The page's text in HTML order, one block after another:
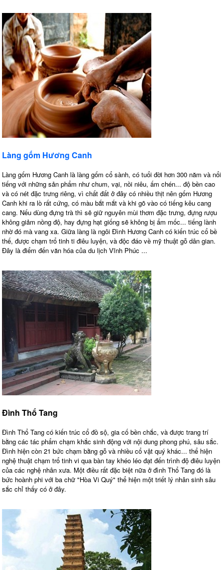
Làng gốm Hương Canh
Làng gốm Hương Canh là làng gốm cổ sành, có tuổi đời hơn 300 năm và nổi
tiếng với những sản phẩm như chum, vại, nồi niêu, ấm chén... độ bền cao
và có nét đặc trưng riêng, vì chất đất ở đây có nhiều thịt nên gốm Hương
Canh khi ra lò rất cứng, có màu bắt mắt và khi gõ vào có tiếng kêu cang
cang. Nếu dùng đựng trà thì sẽ giữ nguyên mùi thơm đặc trưng, đựng rượu
không giảm nồng độ, hay đựng hạt giống sẽ không bị ẩm mốc... tiếng lành
nhờ đó mà vang xa. Giữa làng là ngôi Đình Hương Canh có kiến trúc cổ bề
thế, được chạm trổ tinh ti điêu luyện, và độc đáo về mỹ thuật gỗ dân gian.
Đây là điểm đến văn hóa của du lịch Vĩnh Phúc ...
Đình Thổ Tang
Đình Thổ Tang có kiến trúc cổ đồ sộ, gia cố bền chắc, và được trang trí
bằng các tác phẩm chạm khắc sinh động với nội dung phong phú, sâu sắc.
Đình hiện còn 21 bức chạm bằng gỗ và nhiều cổ vật quý khác... thể hiện
nghệ thuật chạm trổ tinh vi qua bàn tay khéo léo đạt đến trình độ điêu luyện
của các nghệ nhân xưa. Một điều rất đặc biệt nữa ở đình Thổ Tang đó là
bức hoành phi với ba chữ "Hòa Vi Quý" thể hiện một triết lý nhân sinh sâu
sắc chỉ thấy có ở đây.